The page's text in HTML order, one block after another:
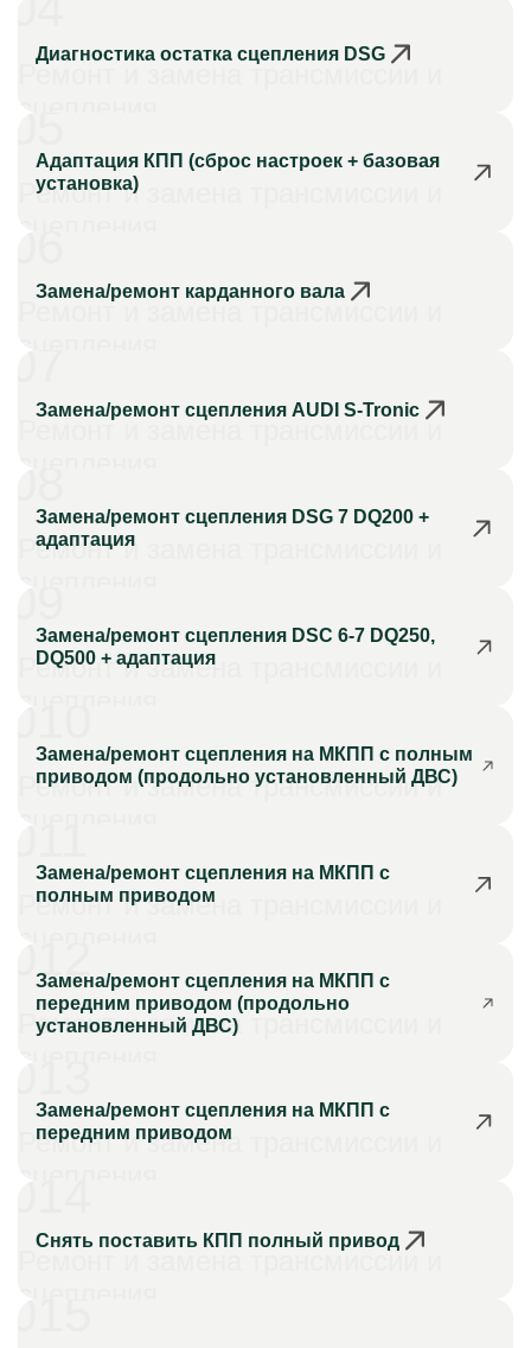
Ремонт и замена трансмиссии и
Диагностика остатка сцепления DSG
Ремонт и замена трансмиссии и
Адаптация КПП (сброс настроек + базовая
установка)
Ремонт и замена трансмиссии и
Замена/ремонт карданного вала
Ремонт и замена трансмиссии и
Замена/ремонт сцепления AUDI S-Tronic
Ремонт и замена трансмиссии и
Замена/ремонт сцепления DSG 7 DQ200 +
адаптация
Ремонт и замена трансмиссии и
Замена/ремонт сцепления DSC 6-7 DQ250,
DQ500 + адаптация
Ремонт и замена трансмиссии и
Замена/ремонт сцепления на МКПП с полным
приводом (продольно установленный ДВС)
Ремонт и замена трансмиссии и
Замена/ремонт сцепления на МКПП с
полным приводом
012
Ремонт и замена трансмиссии и
Замена/ремонт сцепления на МКПП с
передним приводом (продольно
установленный ДВС)
Ремонт и замена трансмиссии и
Замена/ремонт сцепления на МКПП с
передним приводом
Ремонт и замена трансмиссии и
Снять поставить КПП полный привод